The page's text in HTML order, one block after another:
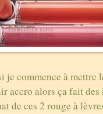
je commence à mettre
accro alors ça fait des
de ces 2 rouge à